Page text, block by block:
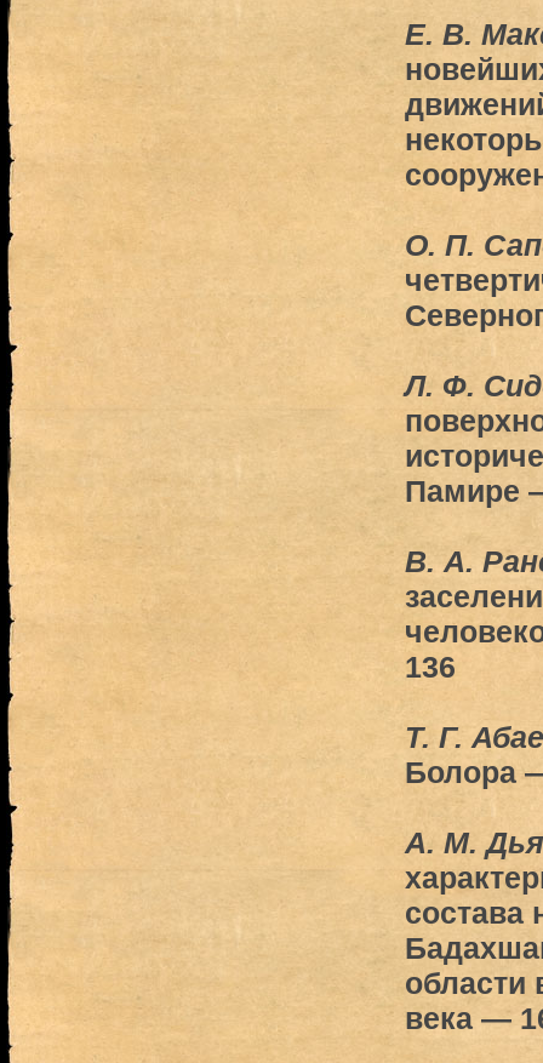
Е. В.
О. П.
Л. Ф.
Памире
В. А.
136
Т. Г.
Болора
A. M.
состава
области
века —